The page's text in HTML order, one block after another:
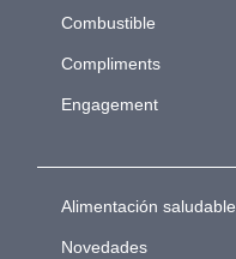
Combustible
Compliments
Engagement
Alimentación saludable
Novedades